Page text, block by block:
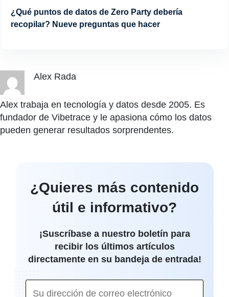
¿Qué puntos de datos de Zero Party debería
recopilar? Nueve preguntas que hacer
Alex Rada
Alex trabaja en tecnología y datos desde 2005. Es
fundador de Vibetrace y le apasiona cómo los datos
pueden generar resultados sorprendentes.
¿Quieres más contenido
útil e informativo?
¡Suscríbase a nuestro boletín para
recibir los últimos artículos
directamente en su bandeja de entrada!